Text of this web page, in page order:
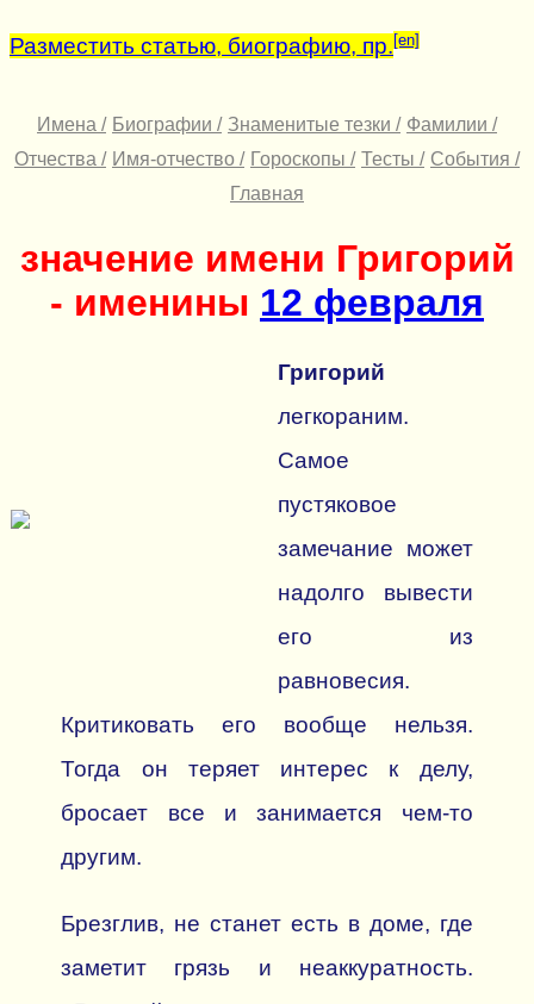
Разместить статью, биографию, пр.[en]
Имена / Биографии / Знаменитые тезки / Фамилии /
Отчества / Имя-отчество / Гороскопы / Тесты / События /
Главная
значение имени Григорий
- именины 12 февраля
Григорий
легкораним.
Самое
пустяковое
замечание может
надолго вывести
его из
равновесия.
Критиковать его вообще нельзя.
Тогда он теряет интерес к делу,
бросает все и занимается чем-то
другим.
Брезглив, не станет есть в доме, где
заметит грязь и неаккуратность.